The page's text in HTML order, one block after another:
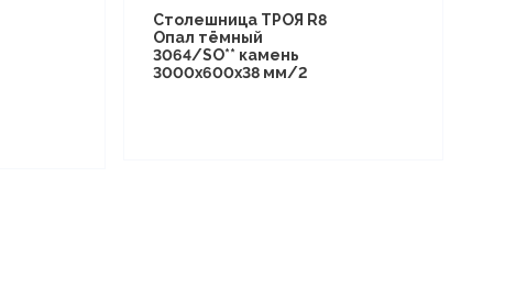
Столешница ТРОЯ R8
Опал тёмный
3064/SO** камень
3000х600х38 мм/2